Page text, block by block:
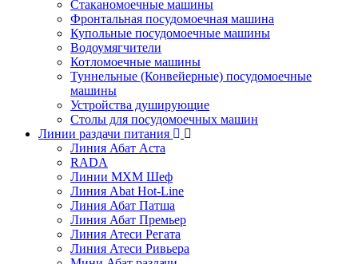
Стаканомоечные машины
Фронтальная посудомоечная машина
Купольные посудомоечные машины
Водоумягчители
Котломоечные машины
Туннельные (Конвейерные) посудомоечные
машины
Устройства душирующие
Столы для посудомоечных машин
Линии раздачи питания
Линия Абат Аста
RADA
Линии МХМ Шеф
Линия Abat Hot-Line
Линия Абат Патша
Линия Абат Премьер
Линия Атеси Регата
Линия Атеси Ривьера